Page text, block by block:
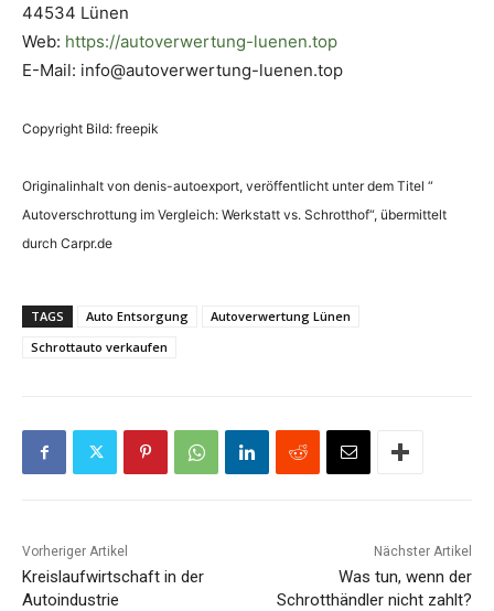
44534 Lünen
Web: https://autoverwertung-luenen.top
E-Mail: info@autoverwertung-luenen.top
Copyright Bild: freepik
Originalinhalt von denis-autoexport, veröffentlicht unter dem Titel “
Autoverschrottung im Vergleich: Werkstatt vs. Schrotthof“, übermittelt
durch Carpr.de
TAGS Auto Entsorgung
Autoverwertung Lünen
Schrottauto verkaufen
Vorheriger Artikel
Kreislaufwirtschaft in der
Autoindustrie
Nächster Artikel
Was tun, wenn der
Schrotthändler nicht zahlt?